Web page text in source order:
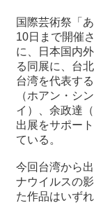
に
つ
い
て
新
情
報
申
込
国際芸術祭「
10日まで開催
に、日本国内
る同展に、台
台湾を代表す
（ホアン・シ
イ）、余政達
出展をサポー
ている。
今回台湾から
ナウイルスの
た作品はいず